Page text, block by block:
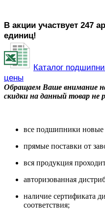
В акции участвует 247
единиц!
Каталог
цены
Обращаем Ваше внимание
скидки на данный товар не
все подшипники новые
прямые поставки от
вся продукция
авторизованная
наличие сертификата
соответствия;